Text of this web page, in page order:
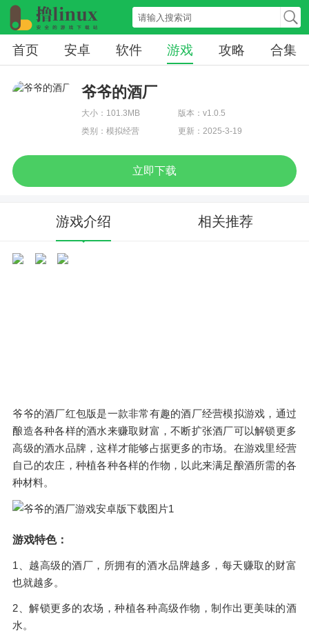
首页 安卓 软件 游戏 攻略 合集
爷爷的酒厂
大小：101.3MB
版本：v1.0.5
类别：模拟经营
更新：2025-3-19
立即下载
游戏介绍 相关推荐
爷爷的酒厂红包版是一款非常有趣的酒厂经营模拟游戏，通过
酿造各种各样的酒水来赚取财富，不断扩张酒厂可以解锁更多
高级的酒水品牌，这样才能够占据更多的市场。在游戏里经营
自己的农庄，种植各种各样的作物，以此来满足酿酒所需的各
种材料。
游戏特色：
1、越高级的酒厂，所拥有的酒水品牌越多，每天赚取的财富
也就越多。
2、解锁更多的农场，种植各种高级作物，制作出更美味的酒
水。